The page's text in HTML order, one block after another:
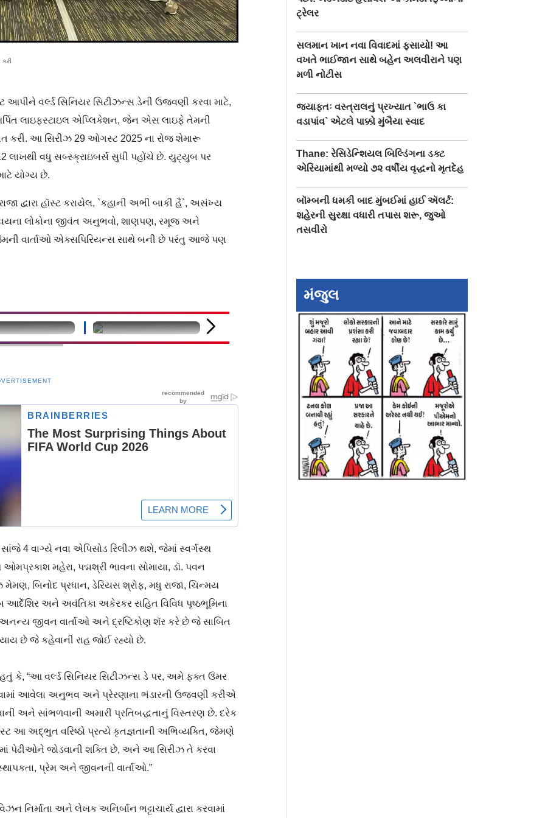
આપીને વર્લ્ડ સિનિયર સિટીઝન્સ ડેની ઉજવણી કરવા માટે,
લાઇફસ્ટાઇલ એપ્લિકેશન, જેન એસ લાઇફે તેમની
કરી. આ સિરીઝ 29 ઓગસ્ટ 2025 ના રોજ શેમારૂ
લાખથી વધુ સબ્સ્ક્રાઇબર્સ સુધી પહોંચે છે. યુટ્યુબ પર
યોગ્ય છે.
દ્વારા હૉસ્ટ કરાયેલ, `કહાની અભી બાકી હૈ`, અસંખ્ય
વયના લોકોના જીવંત અનુભવો, શાણપણ, રમૂજ અને
જેમની વાર્તાઓ એક્સપિરિયન્સ સાથે બની છે પરંતુ આજે પણ
undefined undefined undefined
4 વાગ્યે નવા એપિસોડ રિલીઝ થશે, જેમાં સ્વર્ગસ્થ
ઓમપ્રકાશ મહેરા, પદ્મશ્રી ભાવના સોમાયા, ડૉ. પવન
બિનોદ પ્રધાન, ડેરિયસ શ્રોફ, મધુ રાજા, ચિન્મય
આર્દેશિર અને અવંતિકા અકેરકર સહિત વિવિધ પૃષ્ઠભૂમિના
જીવન વાર્તાઓ અને દ્રષ્ટિકોણ શૅર કરે છે જે સાબિત
છે જે કહેવાની રાહ જોઈ રહ્યો છે.
કે, “આ વર્લ્ડ સિનિયર સિટીઝન્સ ડે પર, અમે ફક્ત ઉંમર
આવેલા અનુભવ અને પ્રેરણાના ભંડારની ઉજવણી કરીએ
અને સાંભળવાની અમારી પ્રતિબદ્ધતાનું વિસ્તરણ છે. દરેક
આ અદ્ભુત વરિષ્ઠો પ્રત્યે કૃતજ્ઞતાની અભિવ્યક્તિ, જેમણે
પેઢીઓને જોડવાની શક્તિ છે, અને આ સિરીઝ તે કરવા
પ્રેમ અને જીવનની વાર્તાઓ.”
નિર્માતા અને લેખક અનિર્બાન ભટ્ટાચાર્ય દ્વારા કરવામાં
ટ્રેલર
સલમાન ખાન નવા વિવાદમાં ફસાયો! આ
વખતે ભાઈજાન સાથે બહેન અલવીરાને પણ
મળી નોટીસ
જ્યાફતઃ વસ્ત્રાલનું પ્રખ્યાત `ભાઉ કા
વડાપાંવ` એટલે પાક્કો મુંબૈયા સ્વાદ
Thane: રેસિડેન્શિયલ બિલ્ડિંગના ડક્ટ
એરિયામાંથી મળ્યો ૭૨ વર્ષીય વૃદ્ધનો મૃતદેહ
બૉમ્બની ધમકી બાદ મુંબઈમાં હાઈ ઍલર્ટ:
શહેરની સુરક્ષા વધારી તપાસ શરૂ, જુઓ
તસવીરો
મંજુલ